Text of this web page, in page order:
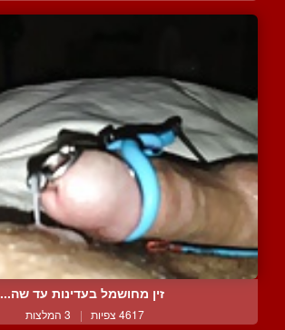
זין מחושמל בעדינות עד שה...
4617 צפיות | 3 המלצות